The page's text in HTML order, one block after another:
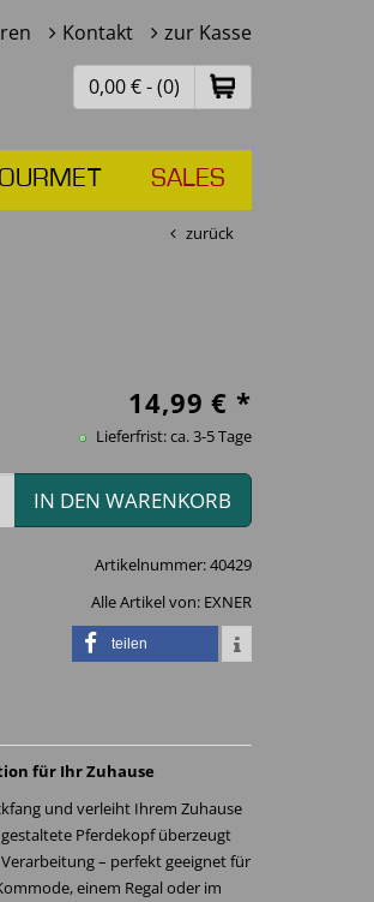
Kontakt zur Kasse
0,00 € - (0)
SALES
zurück
14,99 € *
Lieferfrist: ca. 3-5 Tage
IN DEN WARENKORB
Artikelnummer:40429
Alle Artikel von: EXNER
teilen
für Ihr Zuhause
und verleiht Ihrem Zuhause
Pferdekopf überzeugt
– perfekt geeignet für
einem Regal oder im